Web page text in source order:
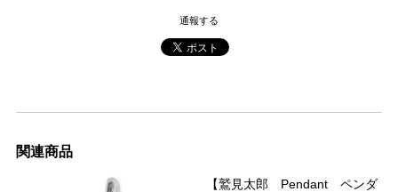
通報する
関連商品
【鷲見太郎 Pendant ペンダ